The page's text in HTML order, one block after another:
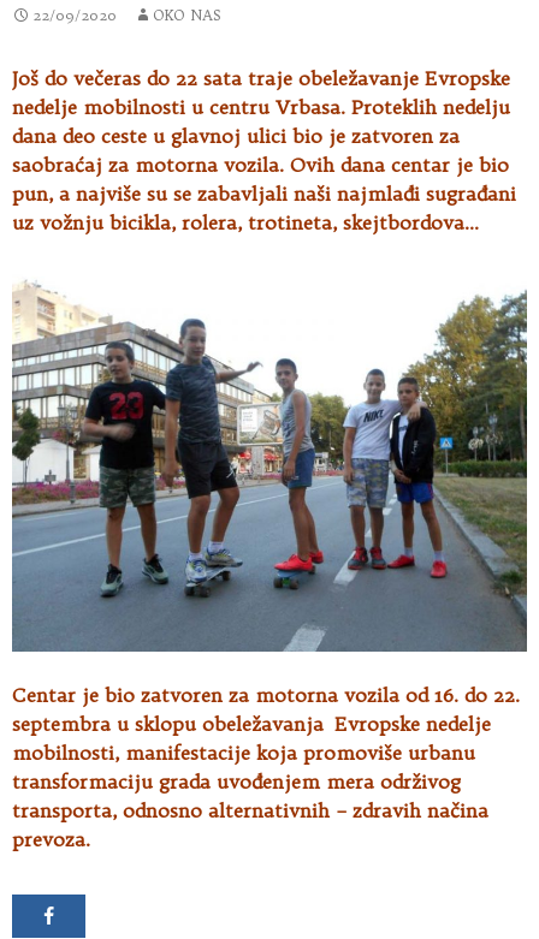
22/09/2020 OKO NAS
Još do večeras do 22 sata traje obeležavanje Evropske
nedelje mobilnosti u centru Vrbasa. Proteklih nedelju
dana deo ceste u glavnoj ulici bio je zatvoren za
saobraćaj za motorna vozila. Ovih dana centar je bio
pun, a najviše su se zabavljali naši najmlađi sugrađani
uz vožnju bicikla, rolera, trotineta, skejtbordova…
Centar je bio zatvoren za motorna vozila od 16. do 22.
septembra u sklopu obeležavanja Evropske nedelje
mobilnosti, manifestacije koja promoviše urbanu
transformaciju grada uvođenjem mera održivog
transporta, odnosno alternativnih – zdravih načina
prevoza.